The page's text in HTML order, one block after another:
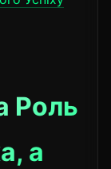
Роль
а